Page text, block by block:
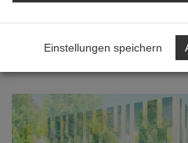
Campus
Koblenz
Einstellungen speichern